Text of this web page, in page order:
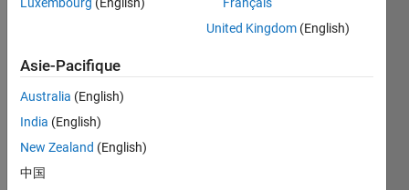
a = 1, b
output
= 1 1.25
United Kingdom (English)
Asie-Pacifique
Australia (English)
India (English)
New Zealand (English)
中国